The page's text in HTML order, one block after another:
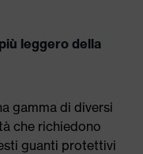
leggero della
gamma di diversi
che richiedono
guanti protettivi